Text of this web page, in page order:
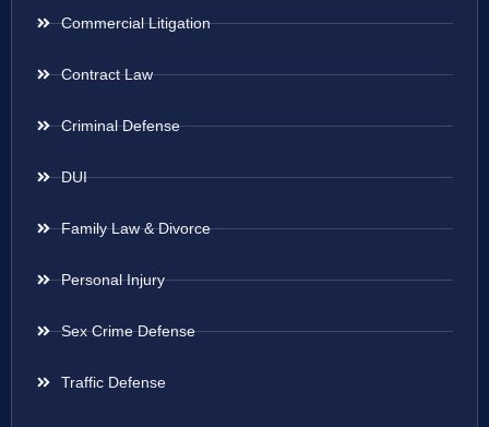
Commercial Litigation
Contract Law
Criminal Defense
DUI
Family Law & Divorce
Personal Injury
Sex Crime Defense
Traffic Defense